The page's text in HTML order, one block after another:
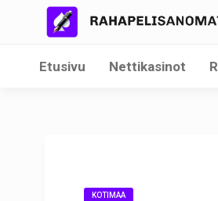
Etusivu Nettikasinot
KOTIMAA